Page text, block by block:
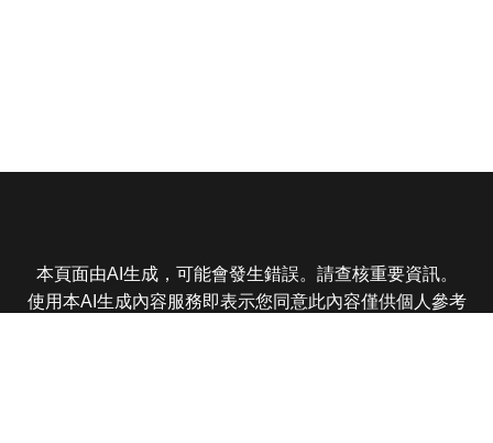
本頁面由AI生成，可能會發生錯誤。請查核重要資訊。
使用本AI生成內容服務即表示您同意此內容僅供個人參考